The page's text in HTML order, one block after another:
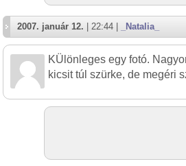
2007. január 12. | 22:44 | _Natalia_
KÜlönleges egy fotó.
kicsit túl szürke, de megéri